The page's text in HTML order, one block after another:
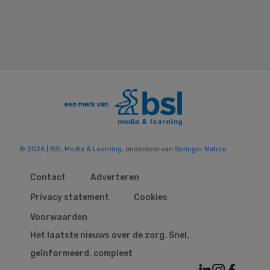
© 2026 | BSL Media & Learning, onderdeel van Springer Nature
Contact
Adverteren
Privacy statement
Cookies
Voorwaarden
Het laatste nieuws over de zorg. Snel,
geïnformeerd, compleet